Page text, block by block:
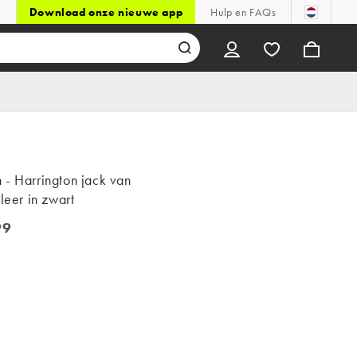
Download onze nieuwe app Hulp en FAQs
- Harrington jack van
in zwart